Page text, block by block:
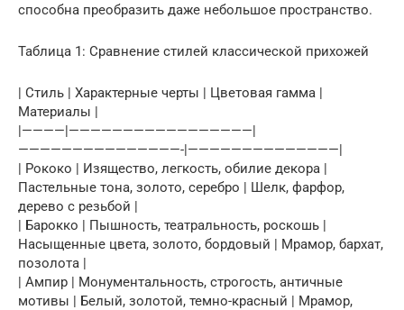
способна преобразить даже небольшое пространство.
Таблица 1: Сравнение стилей классической прихожей
| Стиль | Характерные черты | Цветовая гамма |
Материалы |
|————|—————————————————|
———————————————-|——————————————|
| Рококо | Изящество, легкость, обилие декора |
Пастельные тона, золото, серебро | Шелк, фарфор,
дерево с резьбой |
| Барокко | Пышность, театральность, роскошь |
Насыщенные цвета, золото, бордовый | Мрамор, бархат,
позолота |
| Ампир | Монументальность, строгость, античные
мотивы | Белый, золотой, темно-красный | Мрамор,